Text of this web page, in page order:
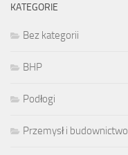
KATEGORIE
Bez kategorii
BHP
Podłogi
Przemysł i budownictwo